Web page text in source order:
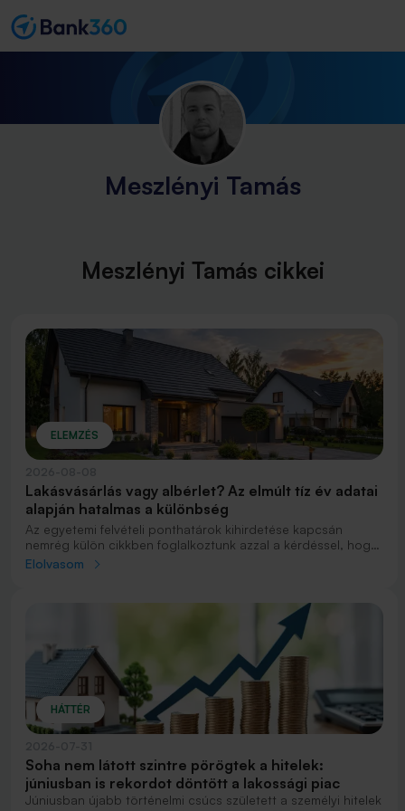
Meszlényi Tamás
Meszlényi Tamás cikkei
ELEMZÉS
Lakásvásárlás vagy albérlet? Az elmúlt tíz év adatai
alapján hatalmas a különbség
Az egyetemi felvételi ponthatárok kihirdetése kapcsán
nemrég külön cikkben foglalkoztunk azzal a kérdéssel, hogy
lakást venni vagy vásárolni éri meg jobban. Előző cikkünkben
mindenképpen megéri a lakásvásárlás. De mi a helyzet akkor,
ha inkább a múltbéli adatokra koncentrálunk? Hogyan áll ma
valaki, aki 2016-ban lakást vásárolt, illetve valaki, aki a bérlés
mellett döntött, illetve jobb híján arra kényszerült?
Elolvasom
HÁTTÉR
Soha nem látott szintre pörögtek a hitelek:
júniusban is rekordot döntött a lakossági piac
Júniusban újabb történelmi csúcs született a személyi hitelek